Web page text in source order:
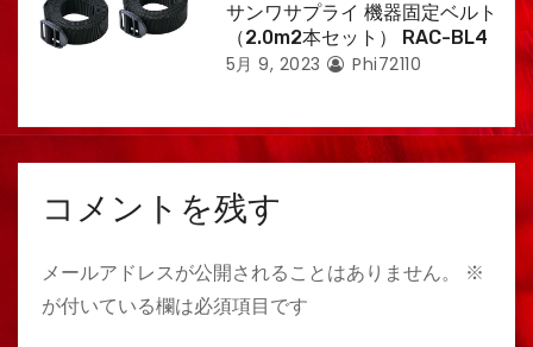
サンワサプライ 機器固定ベルト
（2.0m2本セット） RAC-BL4
5月 9, 2023 Phi72110
コメントを残す
メールアドレスが公開されることはありません。
※
が付いている欄は必須項目です